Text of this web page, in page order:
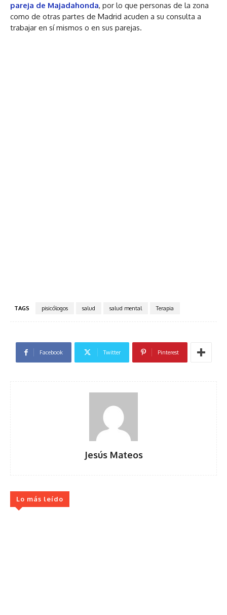
pareja de Majadahonda, por lo que personas de la zona
como de otras partes de Madrid acuden a su consulta a
trabajar en sí mismos o en sus parejas.
TAGS pisicólogos salud salud mental Terapia
Facebook Twitter Pinterest
Jesús Mateos
Lo más leído